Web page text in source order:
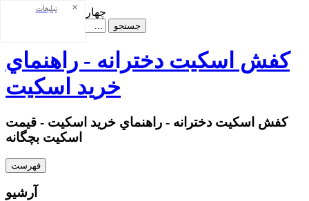
چهارشنبه ۱۴ مرداد ۰۵
كفش اسكيت دخترانه - راهنماي
خريد اسكيت
كفش اسكيت دخترانه - راهنماي خريد اسكيت - قيمت
اسكيت بچگانه
فهرست
آرشيو
تبلیغات ×